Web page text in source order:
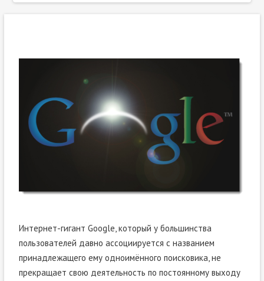
Интернет-гигант Google, который у большинства
пользователей давно ассоциируется с названием
принадлежащего ему одноимённого поисковика, не
прекращает свою деятельность по постоянному выходу